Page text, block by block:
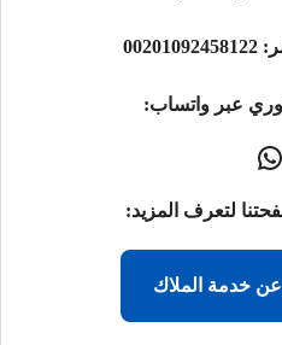
00201092458122
عبر واتساب:
لتعرف المزيد:
خدمة الملاك